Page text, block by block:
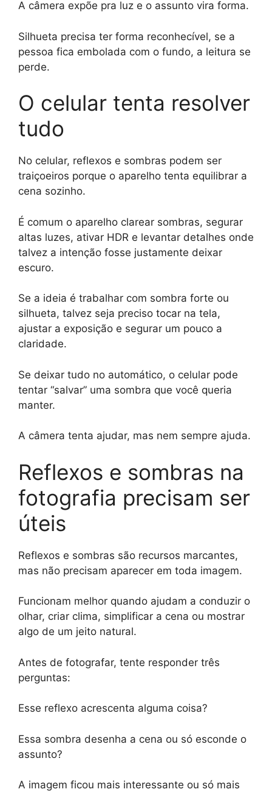
A câmera expõe pra luz e o assunto vira forma.
Silhueta precisa ter forma reconhecível, se a
pessoa fica embolada com o fundo, a leitura se
perde.
O celular tenta resolver
tudo
No celular, reflexos e sombras podem ser
traiçoeiros porque o aparelho tenta equilibrar a
cena sozinho.
É comum o aparelho clarear sombras, segurar
altas luzes, ativar HDR e levantar detalhes onde
talvez a intenção fosse justamente deixar
escuro.
Se a ideia é trabalhar com sombra forte ou
silhueta, talvez seja preciso tocar na tela,
ajustar a exposição e segurar um pouco a
claridade.
Se deixar tudo no automático, o celular pode
tentar “salvar” uma sombra que você queria
manter.
A câmera tenta ajudar, mas nem sempre ajuda.
Reflexos e sombras na
fotografia precisam ser
úteis
Reflexos e sombras são recursos marcantes,
mas não precisam aparecer em toda imagem.
Funcionam melhor quando ajudam a conduzir o
olhar, criar clima, simplificar a cena ou mostrar
algo de um jeito natural.
Antes de fotografar, tente responder três
perguntas:
Esse reflexo acrescenta alguma coisa?
Essa sombra desenha a cena ou só esconde o
assunto?
A imagem ficou mais interessante ou só mais